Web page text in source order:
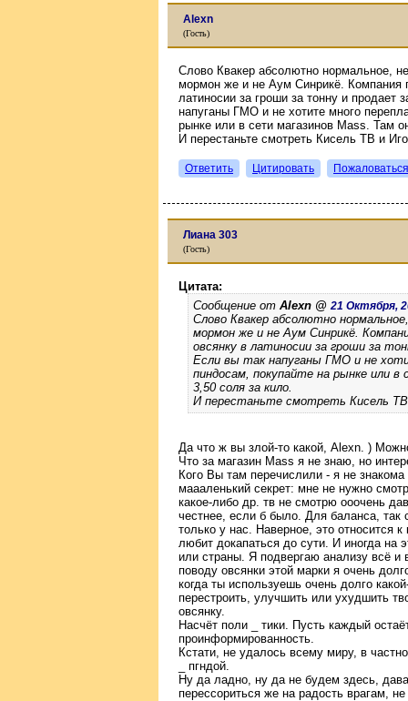
Alexn
(Гость)
Слово Квакер абсолютно нормальное,
мормон же и не Аум Синрикё. Компания
латиносии за гроши за тонну и
напуганы ГМО и не хотите много
рынке или в сети магазинов Mass. Там
И перестаньте смотреть Кисель ТВ и
Ответить Цитировать Пожаловаться
Лиана 303
(Гость)
Цитата:
Сообщение от Alexn @ 21 Октября,
Слово Квакер абсолютно
мормон же и не Аум Синрикё.
овсянку в латиносии за гроши за
Если вы так напуганы ГМО и не
пиндосам, покупайте на рынке или в
3,50 соля за кило.
И перестаньте смотреть Кисель ТВ
Да что ж вы злой-то какой, Alexn. )
Что за магазин Маss я не знаю, но
Кого Вы там перечислили - я не
маааленький секрет: мне не нужно
какое-либо др. тв не смотрю ооочень
честнее, если б было. Для баланса, так
только у нас. Наверное, это относится
любит докапаться до сути. И иногда на
или страны. Я подвергаю анализу всё и
поводу овсянки этой марки я очень
когда ты используешь очень долго
перестроить, улучшить или ухудшить
овсянку.
Насчёт поли _ тики. Пусть каждый
проинформированность.
Кстати, не удалось всему миру, в
_ пгндой.
Ну да ладно, ну да не будем здесь,
перессориться же на радость врагам,